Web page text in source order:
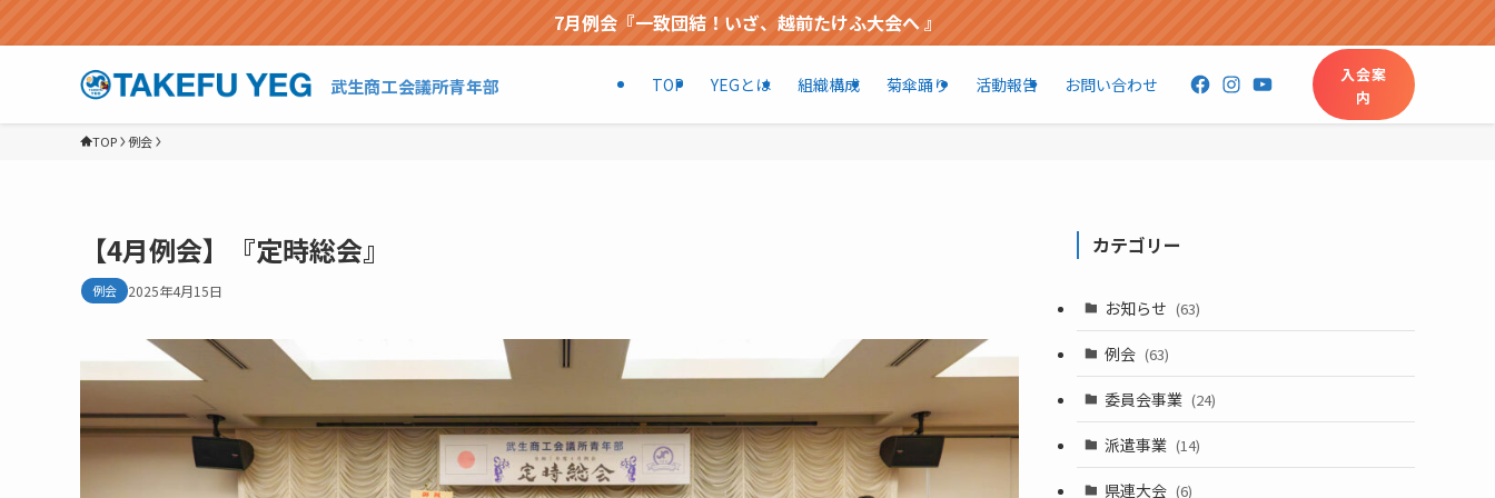
7月例会『一致団結！いざ、越前たけふ大会へ 』
武生商工会議所青年部 TOP YEGとは 組織構成 菊傘踊り 活動報告 お問い合わせ Facebook
Instagram
YouTube
入会案
内
TOP 例会
【4月例会】『定時総会』
例会 2025年4月15日
カテゴリー
お知らせ (63)
例会 (63)
委員会事業 (24)
派遣事業 (14)
県連大会 (6)